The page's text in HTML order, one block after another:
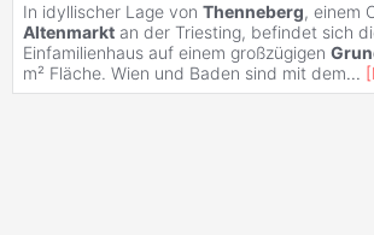
In idyllischer Lage von Thenneberg, einem
Altenmarkt an der Triesting, befindet sich
Einfamilienhaus auf einem großzügigen
m² Fläche. Wien und Baden sind mit dem... [